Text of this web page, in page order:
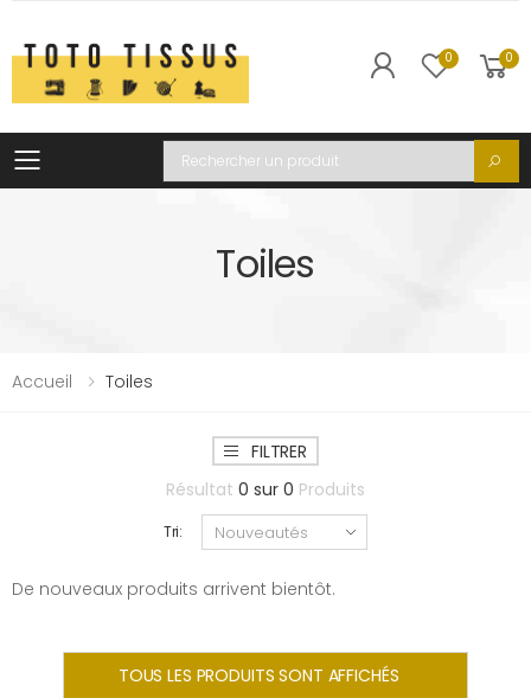
0 0
Toggle mobile menu
Recherche
Toiles
Accueil Toiles
FILTRER
Résultat 0 sur 0 Produits
Tri:
De nouveaux produits arrivent bientôt.
TOUS LES PRODUITS SONT AFFICHÉS